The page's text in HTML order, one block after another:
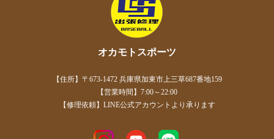
オカモトスポーツ
【住所】〒673-1472 兵庫県加東市上三草687番地159
【営業時間】7:00～22:00
【修理依頼】LINE公式アカウントより承ります